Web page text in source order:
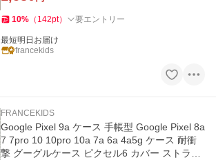
10% （ 142pt） 要エントリー
最短明日お届け
francekids
FRANCEKIDS
Google Pixel 9a ケース 手帳型 Google Pixel 8a
7 7pro 10 10pro 10a 7a 6a 4a5g ケース 耐衝
撃 グーグルケース ピクセル6 カバー ストラプ